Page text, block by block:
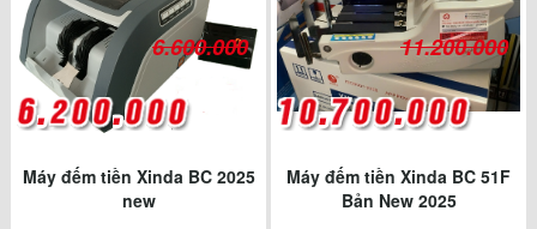
6.600.000
Máy đếm tiền Xinda BC 2025
new
11.200.000
Máy đếm tiền Xinda BC 51F
Bản New 2025